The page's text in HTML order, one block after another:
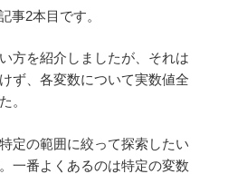
事2本目です。
方を紹介しましたが、それは
ず、各変数について実数値全
。
定の範囲に絞って探索したい
一番よくあるのは特定の変数